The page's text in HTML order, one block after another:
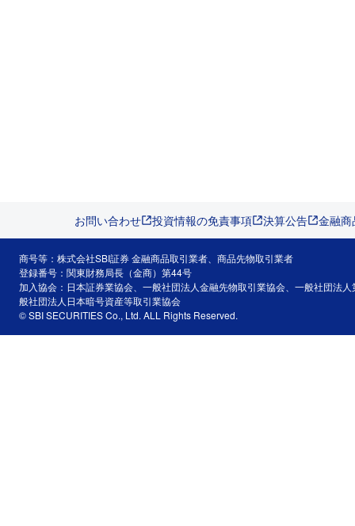
お問い合わせ 投資情報の免責事項 決算公告 金融
商号等：株式会社SBI証券 金融商品取引業者、商品先物取引業者
登録番号：関東財務局長（金商）第44号
加入協会：日本証券業協会、一般社団法人金融先物取引業協会、一般社団法
般社団法人日本暗号資産等取引業協会
© SBI SECURITIES Co., Ltd. ALL Rights Reserved.